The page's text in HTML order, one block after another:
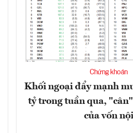
Chứng khoán
Khối ngoại đẩy mạnh
tỷ trong tuần qua,
của vốn nội